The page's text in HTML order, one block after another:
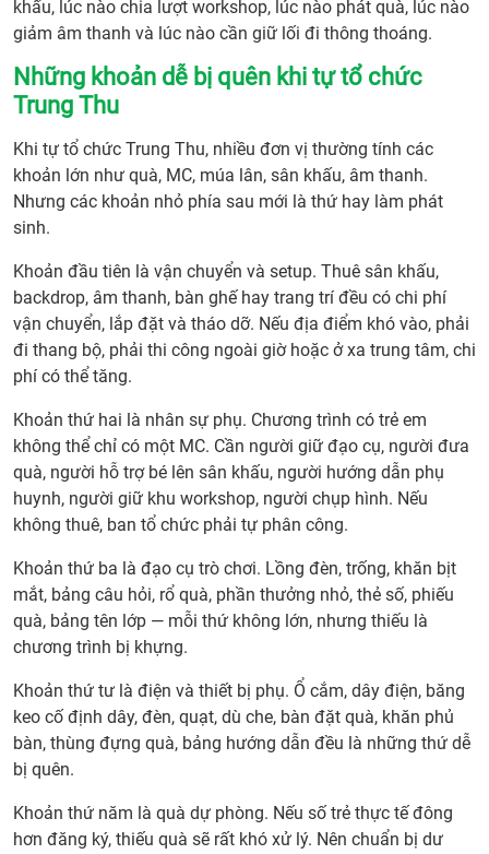
khấu, lúc nào chia lượt workshop, lúc nào phát quà, lúc nào
giảm âm thanh và lúc nào cần giữ lối đi thông thoáng.
Những khoản dễ bị quên khi tự tổ chức
Trung Thu
Khi tự tổ chức Trung Thu, nhiều đơn vị thường tính các
khoản lớn như quà, MC, múa lân, sân khấu, âm thanh.
Nhưng các khoản nhỏ phía sau mới là thứ hay làm phát
sinh.
Khoản đầu tiên là vận chuyển và setup. Thuê sân khấu,
backdrop, âm thanh, bàn ghế hay trang trí đều có chi phí
vận chuyển, lắp đặt và tháo dỡ. Nếu địa điểm khó vào, phải
đi thang bộ, phải thi công ngoài giờ hoặc ở xa trung tâm, chi
phí có thể tăng.
Khoản thứ hai là nhân sự phụ. Chương trình có trẻ em
không thể chỉ có một MC. Cần người giữ đạo cụ, người đưa
quà, người hỗ trợ bé lên sân khấu, người hướng dẫn phụ
huynh, người giữ khu workshop, người chụp hình. Nếu
không thuê, ban tổ chức phải tự phân công.
Khoản thứ ba là đạo cụ trò chơi. Lồng đèn, trống, khăn bịt
mắt, bảng câu hỏi, rổ quà, phần thưởng nhỏ, thẻ số, phiếu
quà, bảng tên lớp — mỗi thứ không lớn, nhưng thiếu là
chương trình bị khựng.
Khoản thứ tư là điện và thiết bị phụ. Ổ cắm, dây điện, băng
keo cố định dây, đèn, quạt, dù che, bàn đặt quà, khăn phủ
bàn, thùng đựng quà, bảng hướng dẫn đều là những thứ dễ
bị quên.
Khoản thứ năm là quà dự phòng. Nếu số trẻ thực tế đông
hơn đăng ký, thiếu quà sẽ rất khó xử lý. Nên chuẩn bị dư